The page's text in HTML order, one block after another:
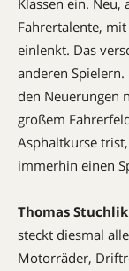
Klassen ein.
Fahrertalente,
einlenkt. Das
anderen
den Neuerungen
großem
Asphaltkurse
immerhin einen
Thomas
steckt diesmal
Motorräder,